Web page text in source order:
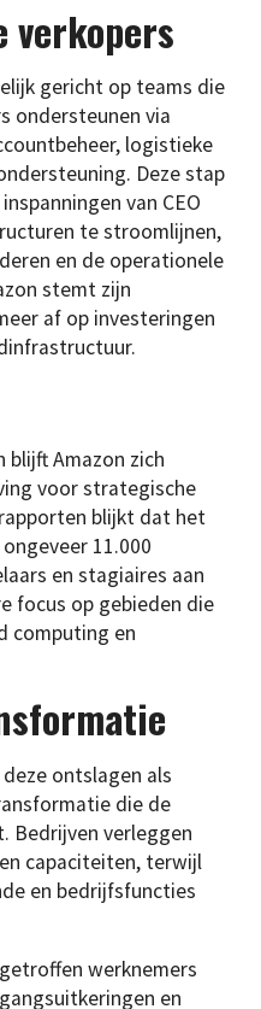
verkopers
gericht op teams die
ondersteunen via
logistieke
Deze stap
van CEO
te stroomlijnen,
en de operationele
stemt zijn
af op investeringen
blijft Amazon zich
voor strategische
blijkt dat het
11.000
en stagiaires aan
focus op gebieden die
computing en
ontslagen als
die de
Bedrijven verleggen
capaciteiten, terwijl
en bedrijfsfuncties
werknemers
en